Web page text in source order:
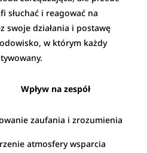
słuchać i reagować na
swoje działania i postawę
w którym każdy
Wpływ na zespół
zaufania i zrozumienia
atmosfery wsparcia